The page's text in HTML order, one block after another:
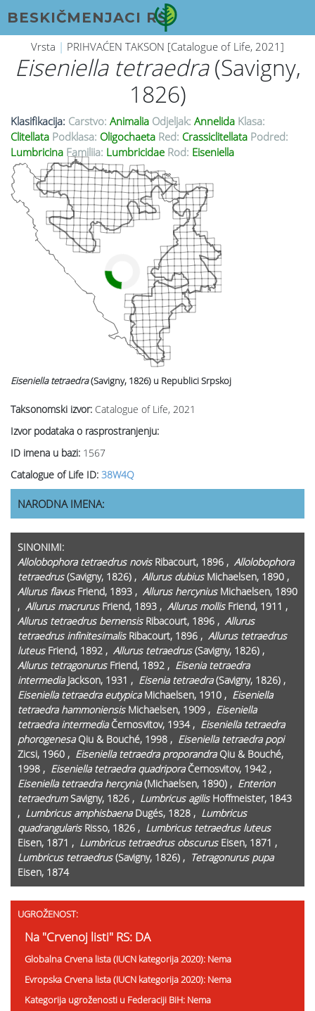
BESKIČMENJACI RS
Vrsta | PRIHVAĆEN TAKSON [Catalogue of Life, 2021]
Eiseniella tetraedra(Savigny,
1826)
Klasifikacija: Carstvo: Animalia Odjeljak: Annelida Klasa:
Clitellata Podklasa: Oligochaeta Red: Crassiclitellata Podred:
Lumbricina Familija: Lumbricidae Rod: Eiseniella
Taksonomski izvor: Catalogue of Life, 2021
Izvor podataka o rasprostranjenju:
ID imena u bazi: 1567
Catalogue of Life ID: 38W4Q
Eiseniella tetraedra(Savigny, 1826) u Republici Srpskoj
NARODNA IMENA:
SINONIMI:
Allolobophora tetraedrus novisRibacourt, 1896 , Allolobophora
tetraedrus(Savigny, 1826) , Allurus dubius Michaelsen, 1890 ,
Allurus flavus Friend, 1893 , Allurus hercynius Michaelsen, 1890
, Allurus macrurus Friend, 1893 , Allurus mollis Friend, 1911 ,
Allurus tetraedrus bernensisRibacourt, 1896 , Allurus
tetraedrus infinitesimalisRibacourt, 1896 , Allurus tetraedrus
luteusFriend, 1892 , Allurus tetraedrus(Savigny, 1826) ,
Allurus tetragonurus Friend, 1892 , Eisenia tetraedra
intermediaJackson, 1931 , Eisenia tetraedra(Savigny, 1826) ,
Eiseniella tetraedra eutypicaMichaelsen, 1910 , Eiseniella
tetraedra hammoniensisMichaelsen, 1909 , Eiseniella
tetraedra intermediaČernosvitov, 1934 , Eiseniella tetraedra
phorogenesaQiu & Bouché, 1998 , Eiseniella tetraedra popi
Zicsi, 1960 , Eiseniella tetraedra proporandraQiu & Bouché,
1998 , Eiseniella tetraedra quadriporaČernosvitov, 1942 ,
Eiseniella tetraedra hercynia(Michaelsen, 1890) , Enterion
tetraedrumSavigny, 1826 , Lumbricus agilis Hoffmeister, 1843
, Lumbricus amphisbaena Dugés, 1828 , Lumbricus
quadrangularis Risso, 1826 , Lumbricus tetraedrus luteus
Eisen, 1871 , Lumbricus tetraedrus obscurusEisen, 1871 ,
Lumbricus tetraedrus(Savigny, 1826) , Tetragonurus pupa
Eisen, 1874
UGROŽENOST:
Na "Crvenoj listi" RS: DA
Globalna Crvena lista (IUCN kategorija 2020): Nema
Evropska Crvena lista (IUCN kategorija 2020): Nema
Kategorija ugroženosti u Federaciji BiH: Nema